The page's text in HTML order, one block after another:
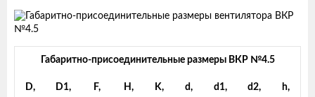
Габаритно-присоединительные размеры ВКР №4.5
D,
D1,
F,
H,
K,
d,
d1,
d2,
h,